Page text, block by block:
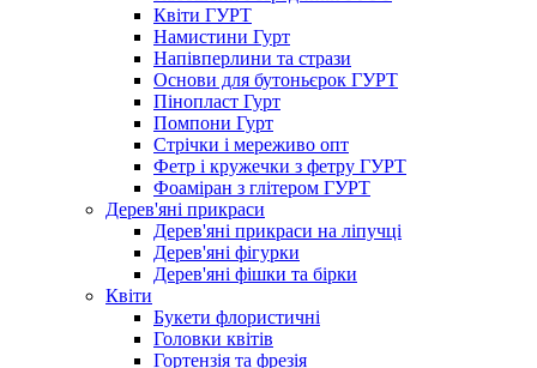
Квіти ГУРТ
Намистини Гурт
Напівперлини та стрази
Основи для бутоньєрок ГУРТ
Пінопласт Гурт
Помпони Гурт
Стрічки і мереживо опт
Фетр і кружечки з фетру ГУРТ
Фоаміран з глітером ГУРТ
Дерев'яні прикраси
Дерев'яні прикраси на ліпучці
Дерев'яні фігурки
Дерев'яні фішки та бірки
Квіти
Букети флористичні
Головки квітів
Гортензія та фрезія